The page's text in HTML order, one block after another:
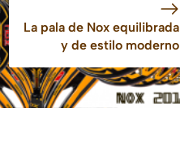
La pala de Nox equilibrada
y de estilo moderno